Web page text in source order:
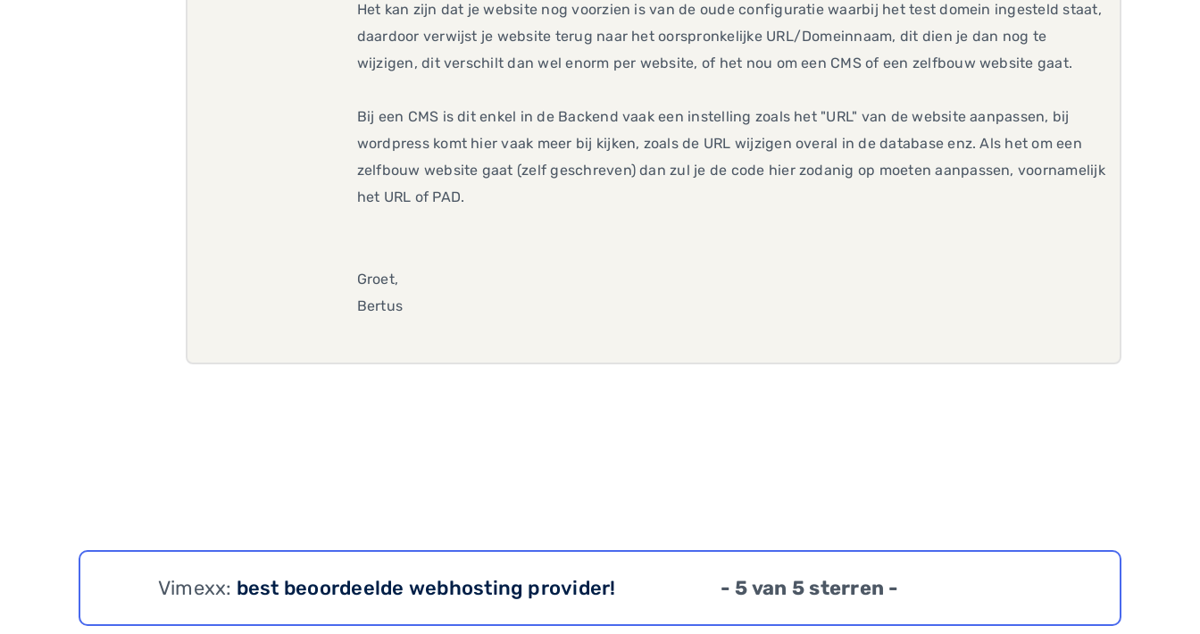
Het kan zijn dat je website nog voorzien is van de oude configuratie waarbij het test domein ingesteld staat,
daardoor verwijst je website terug naar het oorspronkelijke URL/Domeinnaam, dit dien je dan nog te
wijzigen, dit verschilt dan wel enorm per website, of het nou om een CMS of een zelfbouw website gaat.
Bij een CMS is dit enkel in de Backend vaak een instelling zoals het "URL" van de website aanpassen, bij
wordpress komt hier vaak meer bij kijken, zoals de URL wijzigen overal in de database enz. Als het om een
zelfbouw website gaat (zelf geschreven) dan zul je de code hier zodanig op moeten aanpassen, voornamelijk
het URL of PAD.
Groet,
Bertus
Vimexx: best beoordeelde webhosting provider! - 5 van 5 sterren -